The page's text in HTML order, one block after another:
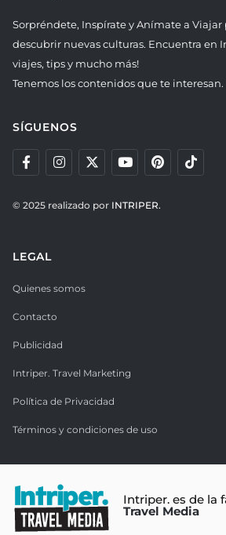
Sorpréndete, Inspírate y Anímate a
descubrir nuevas culturas. Encuentra en
viajes, tips y mucho más!
Tenemos los contenidos que te interesan.
SÍGUENOS
© 2025 realizado por INTRIPER.
LEGAL
Quienes somos
Contacto
Publicidad
Intriper. Travel Marketing
Política de Privacidad
Términos y condiciones de uso
Intriper. es de la
Travel Media